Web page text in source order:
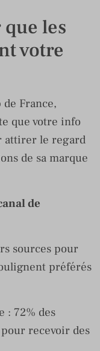
les
votre
France,
que votre info
attirer le regard
de sa marque
de
sources pour
préférés
: 72% des
recevoir des